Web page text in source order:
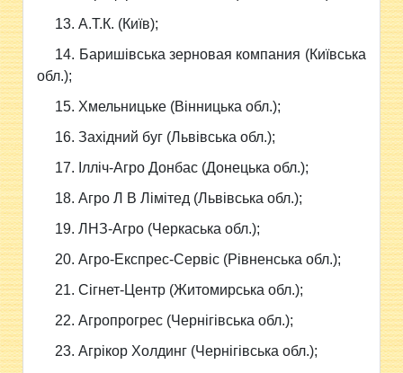
13. А.Т.К. (Київ);
14. Баришівська зерновая компания (Київська
обл.);
15. Хмельницьке (Вінницька обл.);
16. Західний буг (Львівська обл.);
17. Ілліч-Агро Донбас (Донецька обл.);
18. Агро Л В Лімітед (Львівська обл.);
19. ЛНЗ-Агро (Черкаська обл.);
20. Агро-Експрес-Сервіс (Рівненська обл.);
21. Сігнет-Центр (Житомирська обл.);
22. Агропрогрес (Чернігівська обл.);
23. Агрікор Холдинг (Чернігівська обл.);